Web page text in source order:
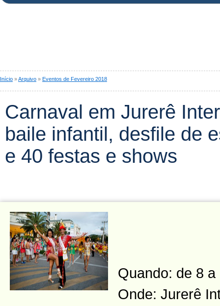
Início »Arquivo » Eventos de Fevereiro 2018
​Carnaval em Jurerê
baile infantil, desfile de
e 40 festas e shows
Quando: de 8
Onde: Jurerê